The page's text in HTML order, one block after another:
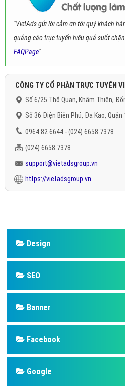
"VietAds gửi lời cảm ơn tới quý khách
quảng cáo trực tuyến hiệu quả suốt
FAQPage"
CÔNG TY CỔ PHẦN TRỰC TUYẾN
Số 6/25 Thổ Quan, Khâm Thiên,
Số 36 Điện Biên Phủ, Đa Kao, Quận
0964 82 6644 - (024) 6658 7378
(024) 6658 7378
support@vietadsgroup.vn
https://vietadsgroup.vn